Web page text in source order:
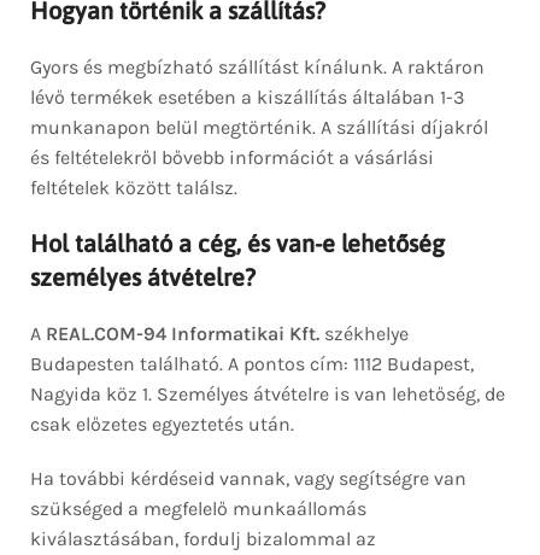
Hogyan történik a szállítás?
Gyors és megbízható szállítást kínálunk. A raktáron
lévő termékek esetében a kiszállítás általában 1-3
munkanapon belül megtörténik. A szállítási díjakról
és feltételekről bővebb információt a vásárlási
feltételek között találsz.
Hol található a cég, és van-e lehetőség
személyes átvételre?
A REAL.COM-94 Informatikai Kft. székhelye
Budapesten található. A pontos cím: 1112 Budapest,
Nagyida köz 1. Személyes átvételre is van lehetőség, de
csak előzetes egyeztetés után.
Ha további kérdéseid vannak, vagy segítségre van
szükséged a megfelelő munkaállomás
kiválasztásában, fordulj bizalommal az